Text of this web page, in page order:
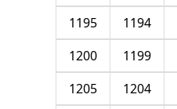
1194
1195
1199
1200
1204
1205